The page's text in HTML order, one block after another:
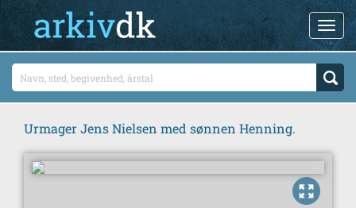
Urmager Jens Nielsen med sønnen Henning.